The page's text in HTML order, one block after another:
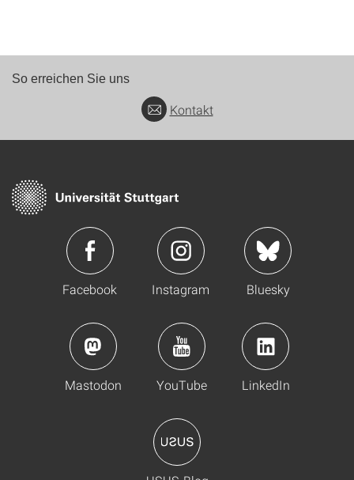
So erreichen Sie uns
Kontakt
Facebook Instagram Bluesky
Mastodon YouTube LinkedIn